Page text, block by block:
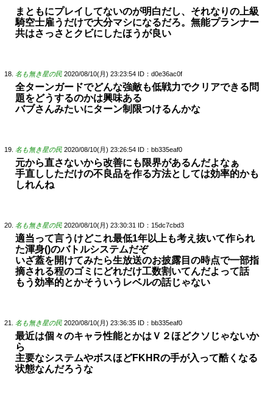
まともにプレイしてないのが明白だし、それなりの上級
騎空士雇うだけで大分マシになるだろ。無能プランナー
共はさっさとクビにしたほうが良い
名も無き星の民 2020/08/10(月) 23:23:54 ID：d0e36ac0f
全ターンガードでどんな強敵も低戦力でクリアできる問
題をどうするのかは興味ある
バブさんみたいにターン制限つけるんかな
名も無き星の民 2020/08/10(月) 23:26:54 ID：bb335eaf0
元から直さないから改善にも限界があるんだよなぁ
手直ししただけの不良品を作る方法としては効率的かも
しれんね
名も無き星の民 2020/08/10(月) 23:30:31 ID：15dc7cbd3
適当って言うけどこれ最低1年以上も考え抜いて作られ
た渾身()のバトルシステムだぞ
いざ蓋を開けてみたら生放送のお披露目の時点で一部指
摘される程のゴミにどれだけ工数割いてんだよって話
もう効率的とかそういうレベルの話じゃない
名も無き星の民 2020/08/10(月) 23:36:35 ID：bb335eaf0
最近は個々のキャラ性能とかはＶ２ほどクソじゃないか
ら
主要なシステムやボスほどFKHRの手が入って酷くなる
状態なんだろうな